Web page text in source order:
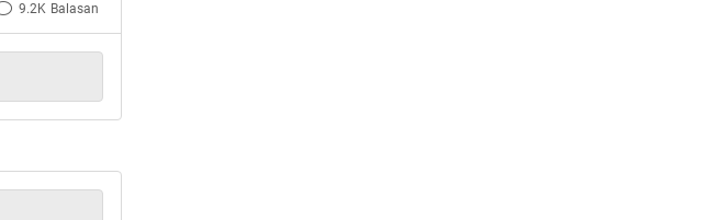
9.2K Balasan